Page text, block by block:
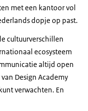
met een kantoor vol
dopje op past.
cultuurverschillen
ecosysteem
altijd open
Design Academy
verwachten. En